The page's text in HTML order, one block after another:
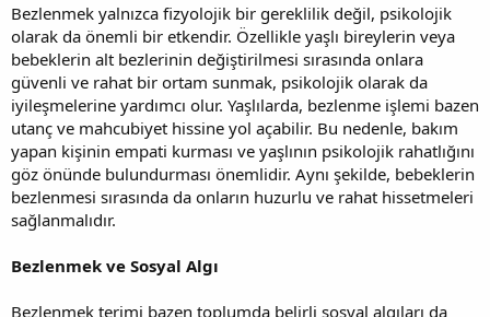
Bezlenmek yalnızca fizyolojik bir gereklilik değil, psikolojik
olarak da önemli bir etkendir. Özellikle yaşlı bireylerin veya
bebeklerin alt bezlerinin değiştirilmesi sırasında onlara
güvenli ve rahat bir ortam sunmak, psikolojik olarak da
iyileşmelerine yardımcı olur. Yaşlılarda, bezlenme işlemi bazen
utanç ve mahcubiyet hissine yol açabilir. Bu nedenle, bakım
yapan kişinin empati kurması ve yaşlının psikolojik rahatlığını
göz önünde bulundurması önemlidir. Aynı şekilde, bebeklerin
bezlenmesi sırasında da onların huzurlu ve rahat hissetmeleri
sağlanmalıdır.
Bezlenmek ve Sosyal Algı
Bezlenmek terimi bazen toplumda belirli sosyal algıları da